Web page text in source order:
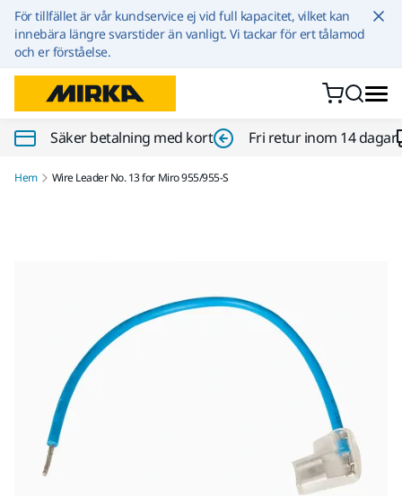
Hoppa till innehållet
För tillfället är vår kundservice ej vid full kapacitet, vilket kan
innebära längre svarstider än vanligt. Vi tackar för ert tålamod
och er förståelse.
Säker betalning med kort Fri retur inom 14 dagar
Hem Wire Leader No. 13 for Miro 955/955-S